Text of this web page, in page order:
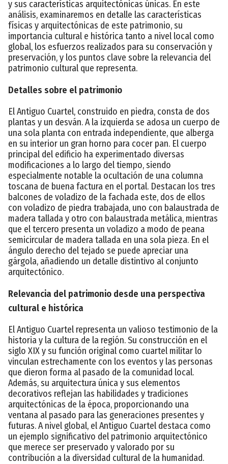
y sus características arquitectónicas únicas. En este
análisis, examinaremos en detalle las características
físicas y arquitectónicas de este patrimonio, su
importancia cultural e histórica tanto a nivel local como
global, los esfuerzos realizados para su conservación y
preservación, y los puntos clave sobre la relevancia del
patrimonio cultural que representa.
Detalles sobre el patrimonio
El Antiguo Cuartel, construido en piedra, consta de dos
plantas y un desván. A la izquierda se adosa un cuerpo de
una sola planta con entrada independiente, que alberga
en su interior un gran horno para cocer pan. El cuerpo
principal del edificio ha experimentado diversas
modificaciones a lo largo del tiempo, siendo
especialmente notable la ocultación de una columna
toscana de buena factura en el portal. Destacan los tres
balcones de voladizo de la fachada este, dos de ellos
con voladizo de piedra trabajada, uno con balaustrada de
madera tallada y otro con balaustrada metálica, mientras
que el tercero presenta un voladizo a modo de peana
semicircular de madera tallada en una sola pieza. En el
ángulo derecho del tejado se puede apreciar una
gárgola, añadiendo un detalle distintivo al conjunto
arquitectónico.
Relevancia del patrimonio desde una perspectiva
cultural e histórica
El Antiguo Cuartel representa un valioso testimonio de la
historia y la cultura de la región. Su construcción en el
siglo XIX y su función original como cuartel militar lo
vinculan estrechamente con los eventos y las personas
que dieron forma al pasado de la comunidad local.
Además, su arquitectura única y sus elementos
decorativos reflejan las habilidades y tradiciones
arquitectónicas de la época, proporcionando una
ventana al pasado para las generaciones presentes y
futuras. A nivel global, el Antiguo Cuartel destaca como
un ejemplo significativo del patrimonio arquitectónico
que merece ser preservado y valorado por su
contribución a la diversidad cultural de la humanidad.